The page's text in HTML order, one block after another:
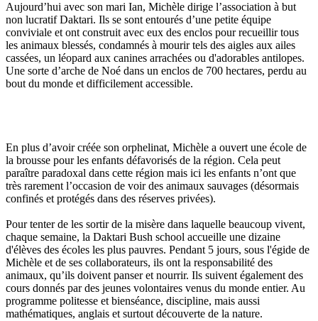
Aujourd’hui avec son mari Ian, Michèle dirige l’association à but
non lucratif Daktari. Ils se sont entourés d’une petite équipe
conviviale et ont construit avec eux des enclos pour recueillir tous
les animaux blessés, condamnés à mourir tels des aigles aux ailes
cassées, un léopard aux canines arrachées ou d'adorables antilopes.
Une sorte d’arche de Noé dans un enclos de 700 hectares, perdu au
bout du monde et difficilement accessible.
En plus d’avoir créée son orphelinat, Michèle a ouvert une école de
la brousse pour les enfants défavorisés de la région. Cela peut
paraître paradoxal dans cette région mais ici les enfants n’ont que
très rarement l’occasion de voir des animaux sauvages (désormais
confinés et protégés dans des réserves privées).
Pour tenter de les sortir de la misère dans laquelle beaucoup vivent,
chaque semaine, la Daktari Bush school accueille une dizaine
d'élèves des écoles les plus pauvres. Pendant 5 jours, sous l'égide de
Michèle et de ses collaborateurs, ils ont la responsabilité des
animaux, qu’ils doivent panser et nourrir. Ils suivent également des
cours donnés par des jeunes volontaires venus du monde entier. Au
programme politesse et bienséance, discipline, mais aussi
mathématiques, anglais et surtout découverte de la nature.